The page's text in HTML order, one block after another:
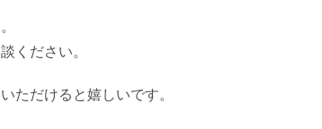
ください。
ただけると嬉しいです。